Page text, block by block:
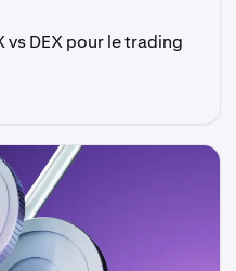
vs DEX pour le trading